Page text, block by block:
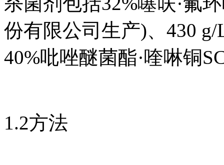
份有限公司生产)、430
40%吡唑醚菌酯·喹啉铜
1.2方法